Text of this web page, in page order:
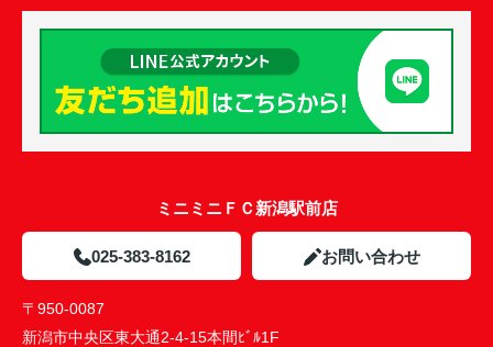
ミニミニＦＣ新潟駅前店
025-383-8162 お問い合わせ
〒950-0087
新潟市中央区東大通2-4-15本間ﾋﾞﾙ1F